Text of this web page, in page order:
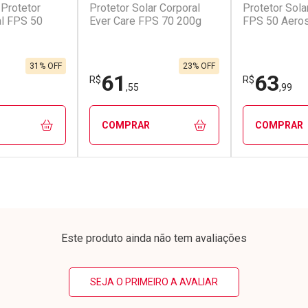
cada
cada
Ativar Desconto
Por R$ 435,06/cada
Por R$ 435,06/cada
Ativar
Por R$
Por R$
FPS 50
31% OFF
Protetor Solar Corporal
Ever Care FPS 70 200g
R$61 ,55
23% OFF
COMPRAR
Protetor
FPS 50
R$63,99
COMPRAR
Este produto ainda não tem avaliações
SEJA O PRIMEIRO A AVALIAR